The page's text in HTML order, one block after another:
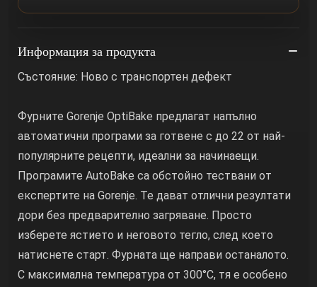
Информация за продукта
Състояние: Ново с транспортен дефект
Фурните Gorenje OptiBake предлагат напълно
автоматични програми за готвене с до 22 от най-
популярните рецепти, идеални за начинаещи.
Програмите AutoBake са обстойно тествани от
експертите на Gorenje. Те дават отлични резултати
дори без предварително загряване. Просто
изберете ястието и неговото тегло, след което
натиснете старт. Фурната ще направи останалото.
С максимална температура от 300°C, тя е особено